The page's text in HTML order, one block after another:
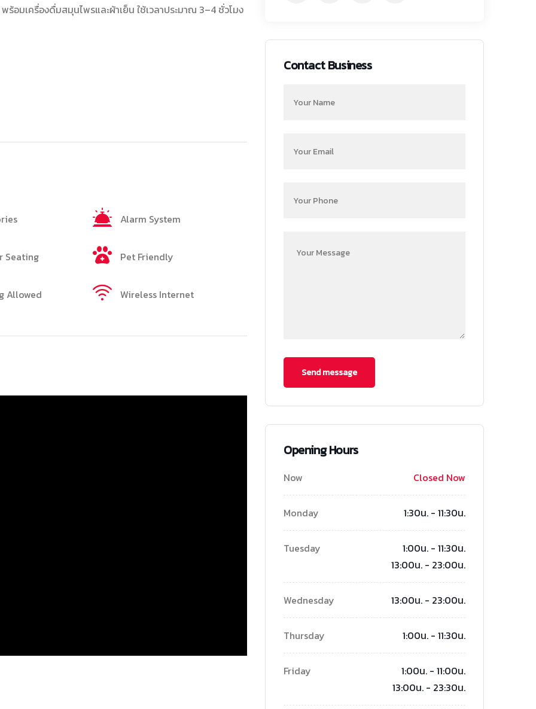
อมเครื่องดื่มสมุนไพรและผ้าเย็น ใช้เวลาประมาณ 3–4 ชั่วโมง
Alarm System
Seating Pet Friendly
Allowed Wireless Internet
Contact Business
Opening Hours
Now Closed Now
Monday 1:30น. - 11:30น.
Tuesday
1:00น. - 11:30น.
13:00น. - 23:00น.
Wednesday 13:00น. - 23:00น.
Thursday 1:00น. - 11:30น.
Friday
1:00น. - 11:00น.
13:00น. - 23:30น.